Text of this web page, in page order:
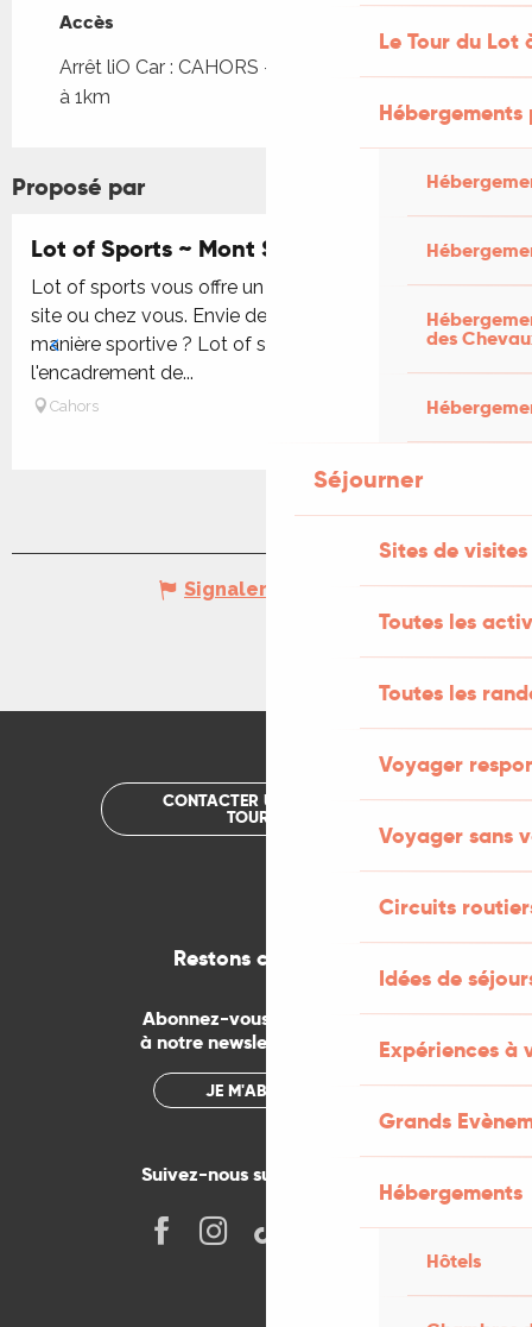
Le Tour du Lot
des
Séjourner
Sites de visites
Toutes les
Toutes les
Voyager
Voyager sans
Circuits
Idées de
Expériences à
Grands
Hébergements
Hôtels
Accès
Accès
Arrêt liO Car : CAHORS - Octroi Pont L Philippe
à 1km
Proposé par
Lot of Sports ~ Mont Saint Cyr
Lot of sports vous offre un large choix d'activités sur
site ou chez vous. Envie de découvrir le Lot de
manière sportive ? Lot of sports vous propose de
l'encadrement de...
Cahors
Réservable
Signaler une erreur
CONTACTER UN OFFICE DE
TOURISME
Restons connectés
Abonnez-vous gratuitement
à notre newsletter mensuelle
JE M'ABONNE
Suivez-nous sur les réseaux !